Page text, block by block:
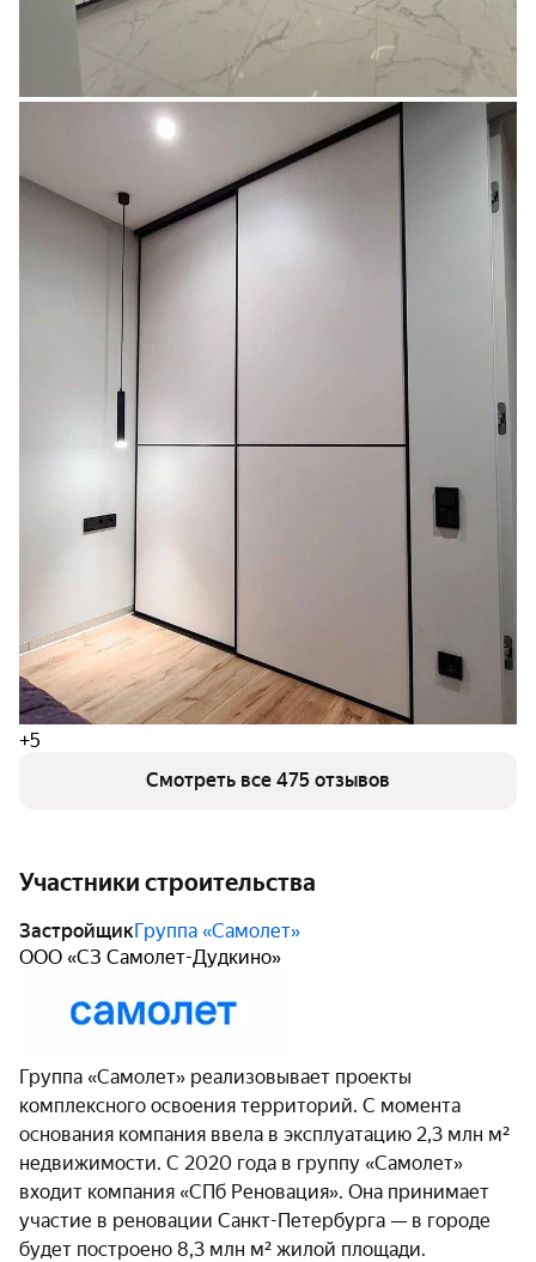
+5
Смотреть все 475 отзывов
Участники строительства
ЗастройщикГруппа «Самолет»
ООО «СЗ Самолет-Дудкино»
Группа «Самолет» реализовывает проекты
комплексного освоения территорий. С момента
основания компания ввела в эксплуатацию 2,3 млн м²
недвижимости. С 2020 года в группу «Самолет»
входит компания «СПб Реновация». Она принимает
участие в реновации Санкт-Петербурга — в городе
будет построено 8,3 млн м² жилой площади.